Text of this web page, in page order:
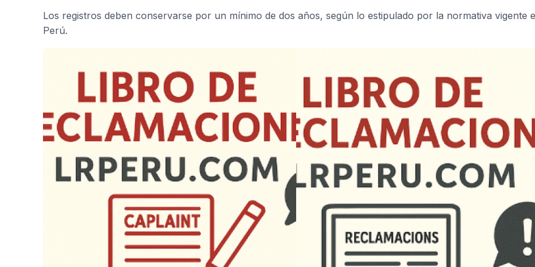
Los registros deben conservarse por un mínimo de dos años, según lo estipulado por la normativa vigente
Perú.